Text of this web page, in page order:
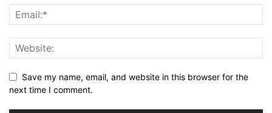
Save my name, email, and website in this browser for the
next time I comment.